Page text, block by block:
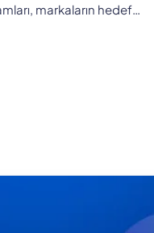
markaların hedef…